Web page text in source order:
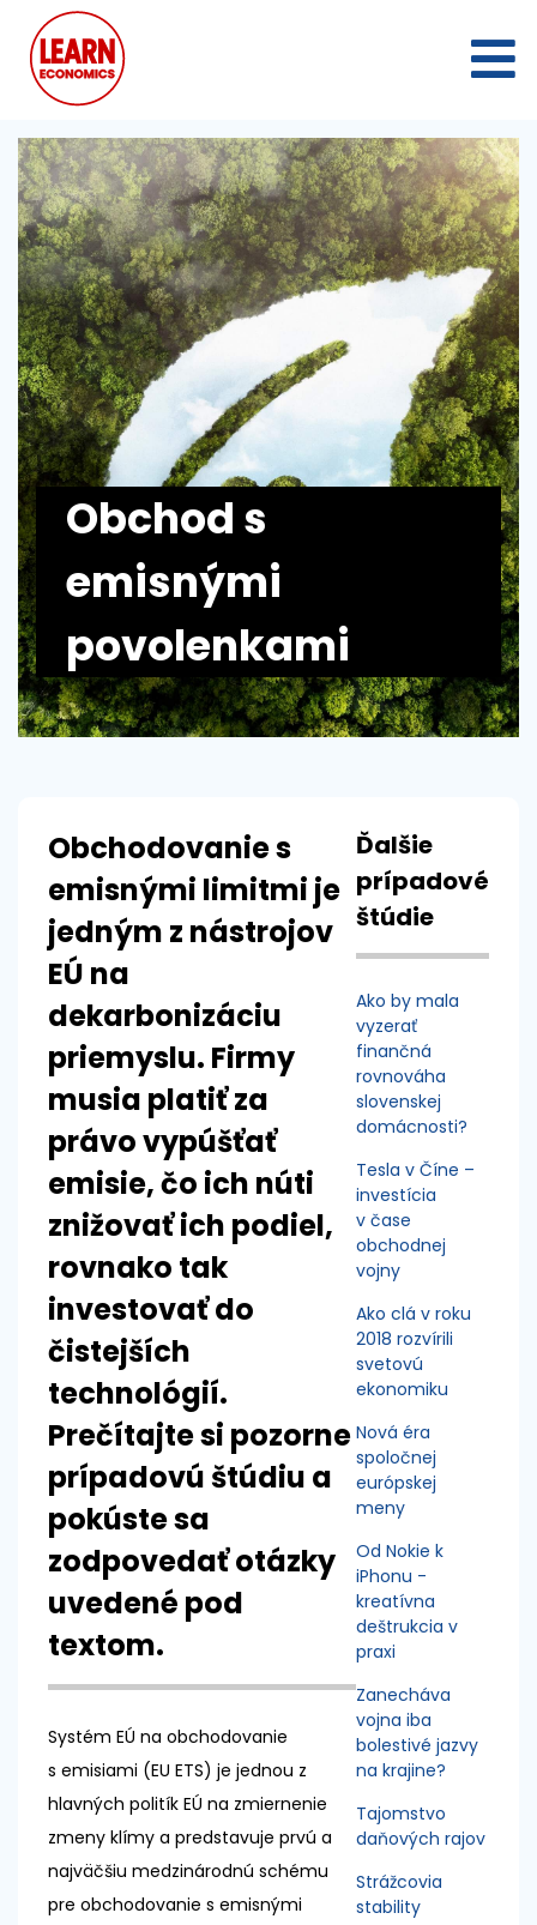
Obchod s
emisnými
povolenkami
Obchodovanie s
emisnými limitmi je
jedným z nástrojov
EÚ na
dekarbonizáciu
priemyslu. Firmy
musia platiť za
právo vypúšťať
emisie, čo ich núti
znižovať ich podiel,
rovnako tak
investovať do
čistejších
technológií.
Prečítajte si pozorne
prípadovú štúdiu a
pokúste sa
zodpovedať otázky
uvedené pod
textom.
Systém EÚ na obchodovanie
s emisiami (EU ETS) je jednou z
hlavných politík EÚ na zmiernenie
zmeny klímy a predstavuje prvú a
najväčšiu medzinárodnú schému
pre obchodovanie s emisnými
Ďalšie
prípadové
štúdie
Ako by mala
vyzerať
finančná
rovnováha
slovenskej
domácnosti?
Tesla v Číne –
investícia
v čase
obchodnej
vojny
Ako clá v roku
2018 rozvírili
svetovú
ekonomiku
Nová éra
spoločnej
európskej
meny
Od Nokie k
iPhonu -
kreatívna
deštrukcia v
praxi
Zanecháva
vojna iba
bolestivé jazvy
na krajine?
Tajomstvo
daňových rajov
Strážcovia
stability